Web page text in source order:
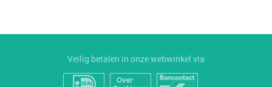
Veilig betalen in onze webwinkel via